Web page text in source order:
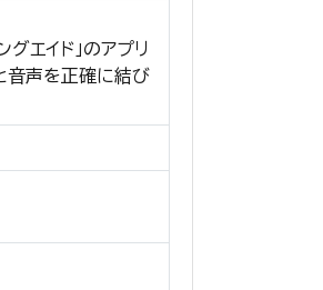
エイド」のアプリ
音声を正確に結び